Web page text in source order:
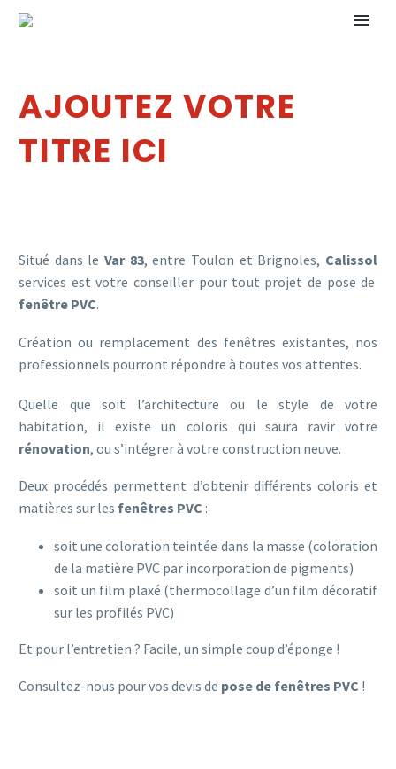
AJOUTEZ VOTRE
TITRE ICI
Situé dans le Var 83, entre Toulon et Brignoles, Calissol
services est votre conseiller pour tout projet de pose de
fenêtre PVC.
Création ou remplacement des fenêtres existantes, nos
professionnels pourront répondre à toutes vos attentes.
Quelle que soit l’architecture ou le style de votre
habitation, il existe un coloris qui saura ravir votre
rénovation, ou s’intégrer à votre construction neuve.
Deux procédés permettent d’obtenir différents coloris et
matières sur les fenêtres PVC :
soit une coloration teintée dans la masse (coloration
de la matière PVC par incorporation de pigments)
soit un film plaxé (thermocollage d’un film décoratif
sur les profilés PVC)
Et pour l’entretien ? Facile, un simple coup d’éponge !
Consultez-nous pour vos devis de pose de fenêtres PVC !